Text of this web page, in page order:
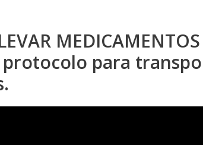
protocolo para